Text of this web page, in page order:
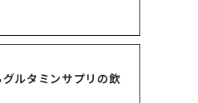
ルタミンサプリの飲